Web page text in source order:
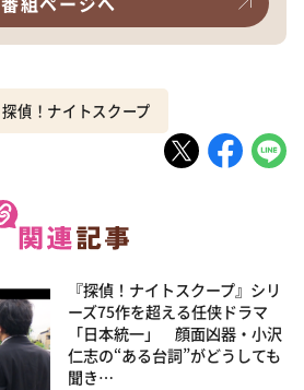
探偵！ナイトスクープ
『探偵！ナイトスクープ』シリ
ーズ75作を超える任侠ドラマ
「日本統一」 顔面凶器・小沢
仁志の“ある台詞”がどうしても
聞き…